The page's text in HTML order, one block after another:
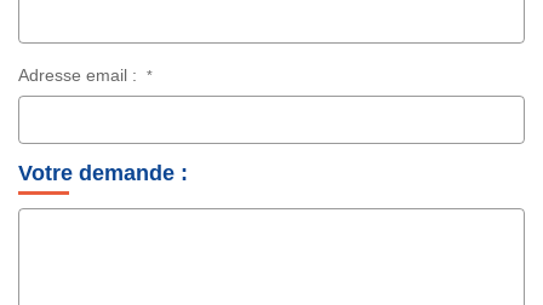
Adresse email : *
Votre demande :